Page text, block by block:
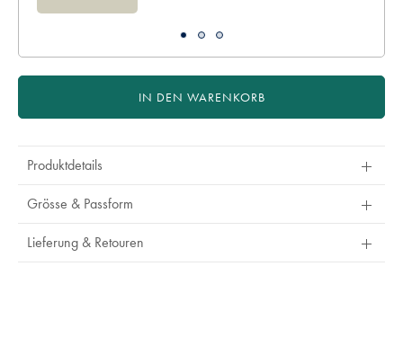
IN DEN WARENKORB
Produktdetails
Grösse & Passform
Lieferung & Retouren